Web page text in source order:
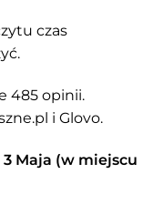
czas
485 opinii.
i Glovo.
Maja (w miejscu